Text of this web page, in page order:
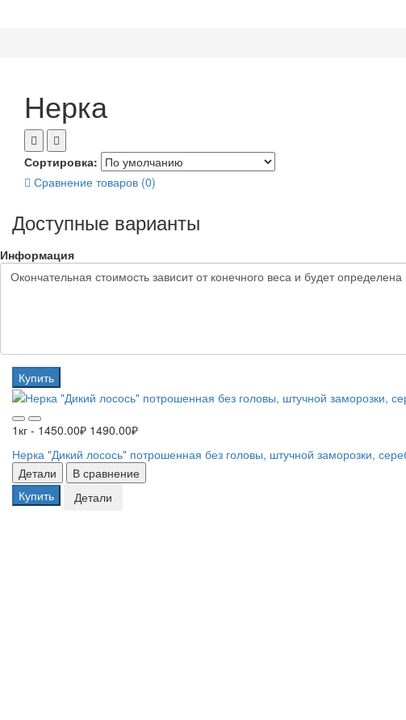
Нерка
Сортировка:
Сравнение товаров (0)
Доступные варианты
Информация
Купить
1кг - 1450.00₽ 1490.00₽
Нерка "Дикий лосось" потрошенная без головы, штучной заморозки,
Детали
В сравнение
Купить
Детали